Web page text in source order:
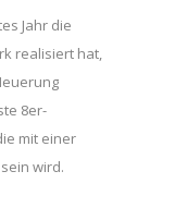
Jahr die
realisiert hat,
8er-
mit einer
wird.